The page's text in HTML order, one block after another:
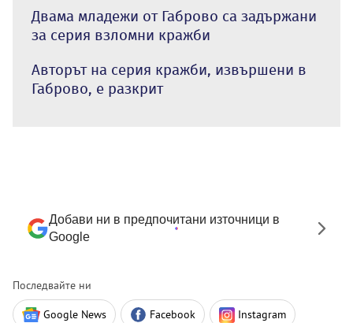
Двама младежи от Габрово са задържани
за серия взломни кражби
Авторът на серия кражби, извършени в
Габрово, е разкрит
Добави ни в предпочитани източници в
Google
Последвайте ни
Google News Facebook Instagram